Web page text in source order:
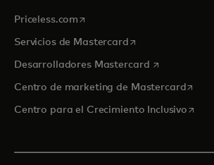
Priceless.com se abre en una pestaña nueva
Servicios de Mastercardse abre en una
Desarrolladores Mastercard se abre en
Centro de marketing de Mastercardse
Centro para el Crecimiento Inclusivose